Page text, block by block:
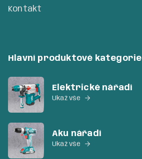
Kontakt
Hlavní produktové kategorie
Elektrické nářadí
Ukaž vše 
Aku nářadí
Ukaž vše 